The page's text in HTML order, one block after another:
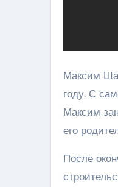
Максим
году. С
Максим
его
После